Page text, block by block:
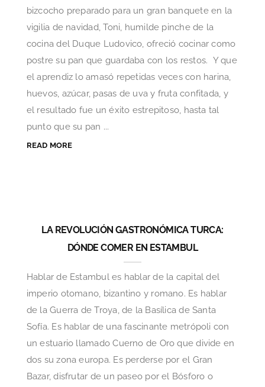
bizcocho preparado para un gran banquete en la
vigilia de navidad, Toni, humilde pinche de la
cocina del Duque Ludovico, ofreció cocinar como
postre su pan que guardaba con los restos. Y que
el aprendiz lo amasó repetidas veces con harina,
huevos, azúcar, pasas de uva y fruta confitada, y
el resultado fue un éxito estrepitoso, hasta tal
punto que su pan ...
READ MORE
LA REVOLUCIÓN GASTRONÓMICA TURCA:
DÓNDE COMER EN ESTAMBUL
Hablar de Estambul es hablar de la capital del
imperio otomano, bizantino y romano. Es hablar
de la Guerra de Troya, de la Basílica de Santa
Sofía. Es hablar de una fascinante metrópoli con
un estuario llamado Cuerno de Oro que divide en
dos su zona europa. Es perderse por el Gran
Bazar, disfrutar de un paseo por el Bósforo o